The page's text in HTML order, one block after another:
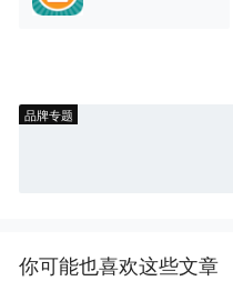
品牌专题
你可能也喜欢这些文章